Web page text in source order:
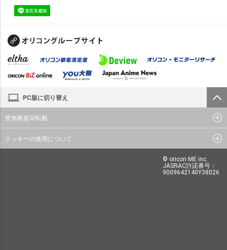
PC版に切り替え
禁無断複写転載
クッキーの使用について
© oricon ME inc.
JASRAC許諾番号：
9009642140Y38026